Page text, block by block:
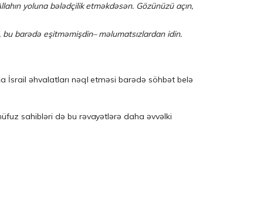
yoluna bələdçi­lik et­mək­dəsən. Gözünüzü açın,
barədə eşitmə­miş­din– məlumatsızlardan idin.
İsrail əhvalatları nəql etməsi barədə söhbət belə
sahibləri də bu rəvayətlərə daha əvvəlki